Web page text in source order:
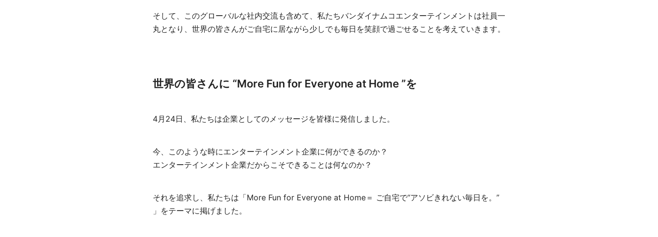
そして、このグローバルな社内交流も含めて、私たちバンダイナムコエンターテインメントは社員一
丸となり、世界の皆さんがご自宅に居ながら少しでも毎日を笑顔で過ごせることを考えていきます。
世界の皆さんに “More Fun for Everyone at Home ”を
4月24日、私たちは企業としてのメッセージを皆様に発信しました。
今、このような時にエンターテインメント企業に何ができるのか？
エンターテインメント企業だからこそできることは何なのか？
それを追求し、私たちは「More Fun for Everyone at Home＝ ご自宅で“アソビきれない毎日を。”
」をテーマに掲げました。